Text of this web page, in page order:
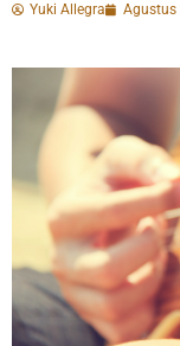
Yuki Allegra Agustus